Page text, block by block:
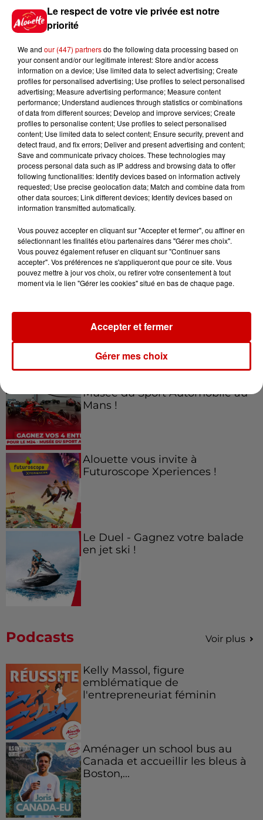
5 août 2026
par...
5 août 2026
"Attention au démarchage
abusif" : la préfecture de la
Gironde...
5 août 2026
À LA UNE : incendie à La
Rochelle, mégaferme de
saumons et succès...
Jeux Voir plus
Festival du Roi Arthur 2026 !
Musée du Sport Automobile au
Mans !
Alouette vous invite à
Futuroscope Xperiences !
Le Duel - Gagnez votre balade
en jet ski !
Podcasts Voir plus
Kelly Massol, figure
emblématique de
l'entrepreneuriat féminin
Aménager un school bus au
Canada et accueillir les bleus à
Boston,...
Le respect de votre vie privée est notre
priorité
We and our (447) partnersdo the following data processing based on
your consent and/or our legitimate interest: Store and/or access
information on a device; Use limited data to select advertising; Create
profiles for personalised advertising; Use profiles to select personalised
advertising; Measure advertising performance; Measure content
performance; Understand audiences through statistics or combinations
of data from different sources; Develop and improve services; Create
profiles to personalise content; Use profiles to select personalised
content; Use limited data to select content; Ensure security, prevent and
detect fraud, and fix errors; Deliver and present advertising and content;
Save and communicate privacy choices. These technologies may
process personal data such as IP address and browsing data to offer
following functionalities: Identify devices based on information actively
requested; Use precise geolocation data; Match and combine data from
other data sources; Link different devices; Identify devices based on
information transmitted automatically.
Vous pouvez accepter en cliquant sur "Accepter et fermer", ou affiner en
sélectionnant les finalités et/ou partenaires dans "Gérer mes choix".
Vous pouvez également refuser en cliquant sur "Continuer sans
accepter". Vos préférences ne s'appliqueront que pour ce site. Vous
pouvez mettre à jour vos choix, ou retirer votre consentement à tout
moment via le lien "Gérer les cookies" situé en bas de chaque page.
Gérer mes choix
Accepter et fermer